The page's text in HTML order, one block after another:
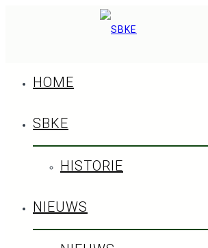
HOME
SBKE
HISTORIE
NIEUWS17